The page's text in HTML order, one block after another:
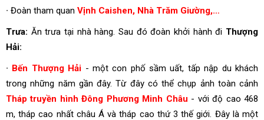
∙ Đoàn tham quan Vịnh Caishen, Nhà Trăm Giường,…
Trưa: Ăn trưa tại nhà hàng. Sau đó đoàn khởi hành đi Thượng
Hải:
∙ Bến Thượng Hải - một con phố sầm uất, tấp nập du khách
trong những năm gần đây. Từ đây có thể chụp ảnh toàn cảnh
Tháp truyền hình Đông Phương Minh Châu - với độ cao 468
m, tháp cao nhất châu Á và tháp cao thứ 3 thế giới. Đây là một